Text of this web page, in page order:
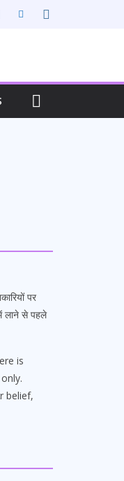
पर
लाने से पहले
is
belief,